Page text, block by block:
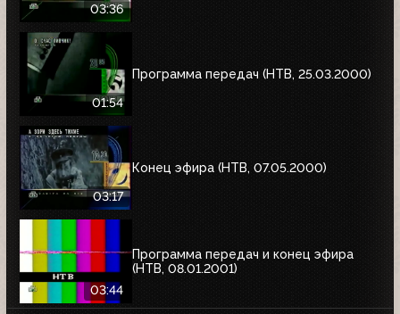
03:36
01:54
Программа передач (НТВ, 25.03.2000)
03:17
Конец эфира (НТВ, 07.05.2000)
03:44
Программа передач и конец эфира
(НТВ, 08.01.2001)